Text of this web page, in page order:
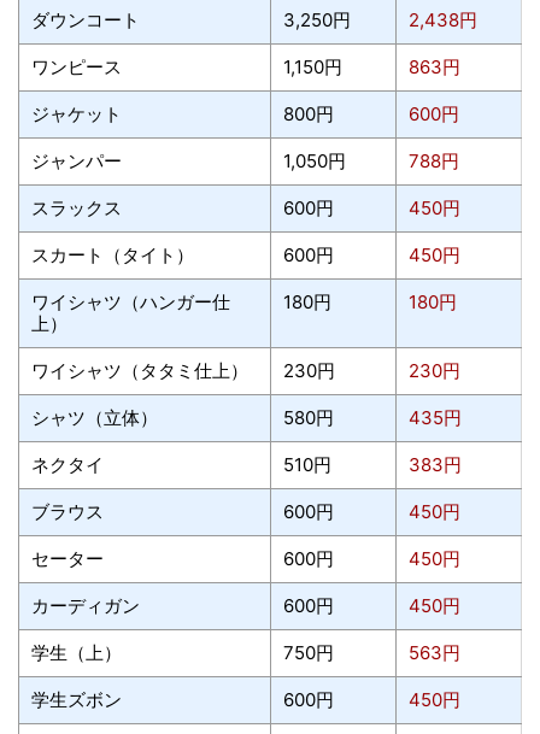
ダウンコート 3,250円 2,438円
ワンピース 1,150円 863円
ジャケット 800円 600円
ジャンパー 1,050円 788円
スラックス 600円 450円
スカート（タイト） 600円 450円
ワイシャツ（ハンガー仕
上）
180円 180円
ワイシャツ（タタミ仕上） 230円 230円
シャツ（立体） 580円 435円
ネクタイ 510円 383円
ブラウス 600円 450円
セーター 600円 450円
カーディガン 600円 450円
学生（上） 750円 563円
学生ズボン 600円 450円